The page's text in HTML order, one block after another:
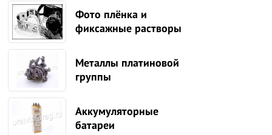
Фото плёнка и
фиксажные растворы
Металлы платиновой
группы
Аккумуляторные
батареи